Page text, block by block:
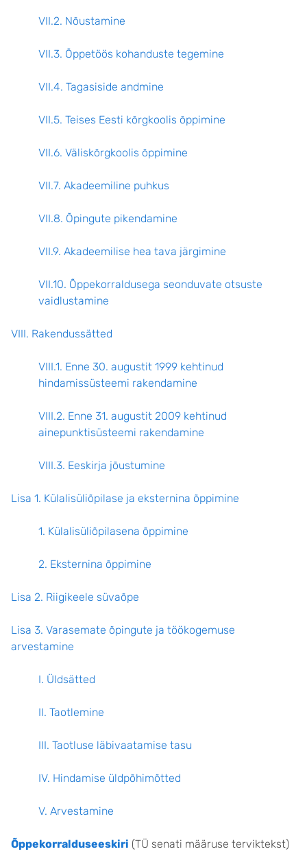
VII.2. Nõustamine
VII.3. Õppetöös kohanduste tegemine
VII.4. Tagasiside andmine
VII.5. Teises Eesti kõrgkoolis õppimine
VII.6. Väliskõrgkoolis õppimine
VII.7. Akadeemiline puhkus
VII.8. Õpingute pikendamine
VII.9. Akadeemilise hea tava järgimine
VII.10. Õppekorraldusega seonduvate otsuste
vaidlustamine
VIII. Rakendussätted
VIII.1. Enne 30. augustit 1999 kehtinud
hindamissüsteemi rakendamine
VIII.2. Enne 31. augustit 2009 kehtinud
ainepunktisüsteemi rakendamine
VIII.3. Eeskirja jõustumine
Lisa 1. Külalisüliõpilase ja eksternina õppimine
1. Külalisüliõpilasena õppimine
2. Eksternina õppimine
Lisa 2. Riigikeele süvaõpe
Lisa 3. Varasemate õpingute ja töökogemuse
arvestamine
I. Üldsätted
II. Taotlemine
III. Taotluse läbivaatamise tasu
IV. Hindamise üldpõhimõtted
V. Arvestamine
Õppekorralduseeskiri (TÜ senati määruse terviktekst)